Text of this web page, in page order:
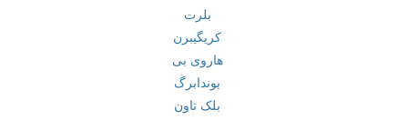
بلرت
کریگیبرن
هاروی بی
بوندابرگ
بلک تاون